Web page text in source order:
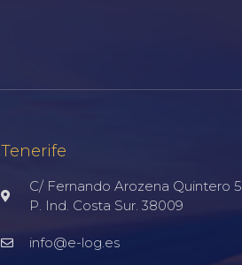
Tenerife
C/ Fernando Arozena Quintero 5
P. Ind. Costa Sur. 38009
info@e-log.es